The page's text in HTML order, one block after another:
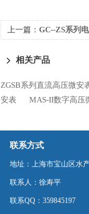
上一篇： GC--ZS系列
相关产品
ZGSB系列直流高压微安
安表
MAS-II数字高压
联系方式
地址：上海市宝山区水
联系人：徐寿平
联系QQ：359845197